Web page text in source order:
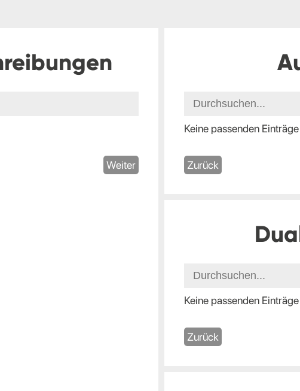
Weiter
Keine passenden
Zurück
Keine passenden
Zurück